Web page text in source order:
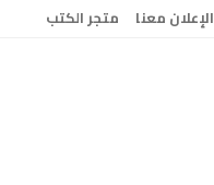
الإعلان معنا متجر الكتب